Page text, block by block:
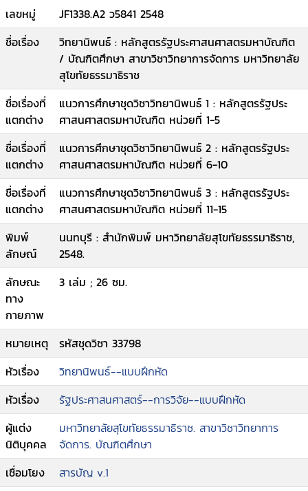
เลขหมู่
JF1338.A2 ว5841 2548
ชื่อเรื่อง
วิทยานิพนธ์ : หลักสูตรรัฐประศาสนศาสตรมหาบัณฑิต
/ บัณฑิตศึกษา สาขาวิชาวิทยาการจัดการ มหาวิทยาลัย
สุโขทัยธรรมาธิราช
ชื่อเรื่องที่
แตกต่าง
แนวการศึกษาชุดวิชาวิทยานิพนธ์ 1 : หลักสูตรรัฐประ
ศาสนศาสตรมหาบัณฑิต หน่วยที่ 1-5
ชื่อเรื่องที่
แตกต่าง
แนวการศึกษาชุดวิชาวิทยานิพนธ์ 2 : หลักสูตรรัฐประ
ศาสนศาสตรมหาบัณฑิต หน่วยที่ 6-10
ชื่อเรื่องที่
แตกต่าง
แนวการศึกษาชุดวิชาวิทยานิพนธ์ 3 : หลักสูตรรัฐประ
ศาสนศาสตรมหาบัณฑิต หน่วยที่ 11-15
พิมพ์
ลักษณ์
นนทบุรี : สำนักพิมพ์ มหาวิทยาลัยสุโขทัยธรรมาธิราช,
2548.
ลักษณะ
ทาง
กายภาพ
3 เล่ม ; 26 ซม.
หมายเหตุ
รหัสชุดวิชา 33798
หัวเรื่อง
วิทยานิพนธ์--แบบฝึกหัด
หัวเรื่อง
รัฐประศาสนศาสตร์--การวิจัย--แบบฝึกหัด
ผู้แต่ง
นิติบุคคล
มหาวิทยาลัยสุโขทัยธรรมาธิราช. สาขาวิชาวิทยาการ
จัดการ. บัณฑิตศึกษา
เชื่อมโยง
สารบัญ v.1